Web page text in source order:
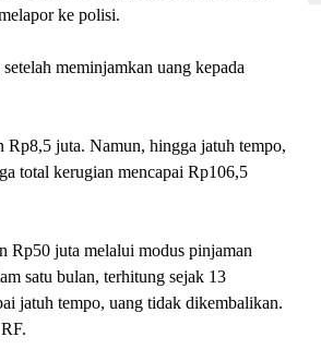
ke polisi.
meminjamkan uang kepada
juta. Namun, hingga jatuh tempo,
total kerugian mencapai Rp106,5
Rp50 juta melalui modus pinjaman
satu bulan, terhitung sejak 13
jatuh tempo, uang tidak dikembalikan.